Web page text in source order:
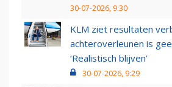
30-07-2026, 9:30
KLM ziet resultaten
achteroverleunen is
‘Realistisch blijven’
30-07-2026, 9:29